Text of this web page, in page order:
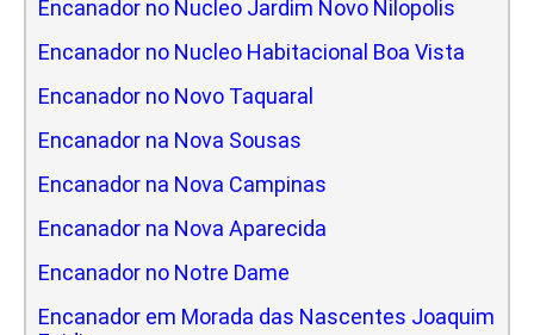
Encanador no Nucleo Jardim Novo Nilopolis
Encanador no Nucleo Habitacional Boa Vista
Encanador no Novo Taquaral
Encanador na Nova Sousas
Encanador na Nova Campinas
Encanador na Nova Aparecida
Encanador no Notre Dame
Encanador em Morada das Nascentes Joaquim